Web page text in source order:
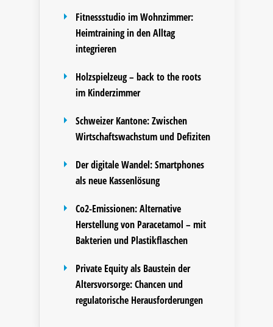
Fitnessstudio im Wohnzimmer:
Heimtraining in den Alltag
integrieren
Holzspielzeug – back to the roots
im Kinderzimmer
Schweizer Kantone: Zwischen
Wirtschaftswachstum und Defiziten
Der digitale Wandel: Smartphones
als neue Kassenlösung
Co2-Emissionen: Alternative
Herstellung von Paracetamol – mit
Bakterien und Plastikflaschen
Private Equity als Baustein der
Altersvorsorge: Chancen und
regulatorische Herausforderungen